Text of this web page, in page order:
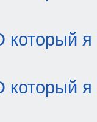
который я
который я